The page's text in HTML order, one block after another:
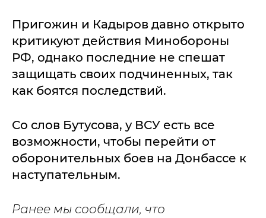
Пригожин и Кадыров давно открыто
критикуют действия Минобороны
РФ, однако последние не спешат
защищать своих подчиненных, так
как боятся последствий.
Со слов Бутусова, у ВСУ есть все
возможности, чтобы перейти от
оборонительных боев на Донбассе к
наступательным.
Ранее мы сообщали, что